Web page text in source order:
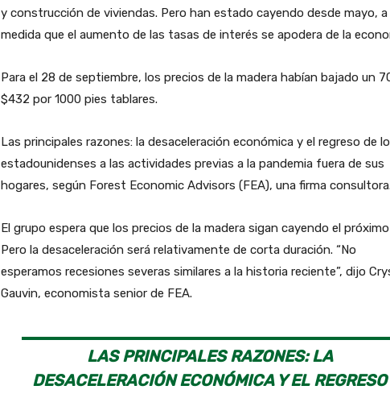
y construcción de viviendas. Pero han estado cayendo desde mayo, a
medida que el aumento de las tasas de interés se apodera de la
Para el 28 de septiembre, los precios de la madera habían bajado un
$432 por 1000 pies tablares.
Las principales razones: la desaceleración económica y el regreso de
estadounidenses a las actividades previas a la pandemia fuera de sus
hogares, según Forest Economic Advisors (FEA), una firma
El grupo espera que los precios de la madera sigan cayendo el
Pero la desaceleración será relativamente de corta duración. “No
esperamos recesiones severas similares a la historia reciente”, dijo
Gauvin, economista senior de FEA.
LAS PRINCIPALES RAZONES: LA
DESACELERACIÓN ECONÓMICA Y EL REGRESO